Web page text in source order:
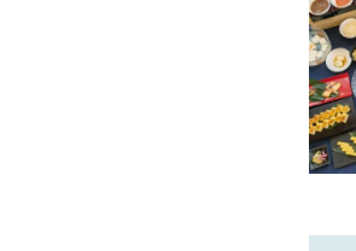
※夏
13歳
*チェ
*毎